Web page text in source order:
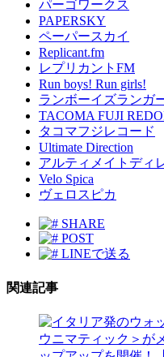
パーゴワークス
PAPERSKY
ペーパースカイ
Replicant.fm
レプリカントFM
Run boys! Run girls!
ランボーイズランガ
TACOMA FUJI
タコマフジレコード
Ultimate Direction
アルティメイトディ
Velo Spica
ヴェロスピカ
SHARE
POST
LINEで送る
関連記事